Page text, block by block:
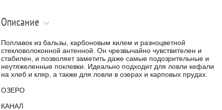
Описание
Поплавок из бальзы, карбоновым килем и разноцветной
стекловолоконной антенной. Он чрезвычайно чувствителен и
стабилен, и позволяет заметить даже самые подозрительные и
неутяжеленные поклевки. Идеально подходит для ловли кефали
на хлеб и кляр, а также для ловли в озерах и карповых прудах.
ОЗЕРО
КАНАЛ